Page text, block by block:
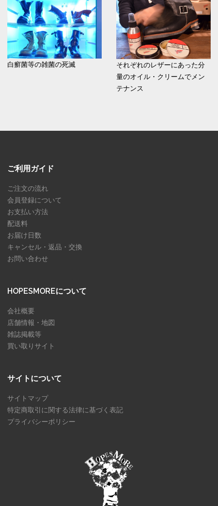
白癬菌等の雑菌の死滅
それぞれのレザーにあった分
量のオイル・クリームでメン
テナンス
ご利用ガイド
ご注文の流れ
会員登録について
お支払い方法
配送料
お届け日数
キャンセル・返品・交換
お問い合わせ
HOPESMOREについて
会社概要
店舗情報・地図
雑誌掲載等
買い取りサイト
サイトについて
サイトマップ
特定商取引に関する法律に基づく表記
プライバシーポリシー